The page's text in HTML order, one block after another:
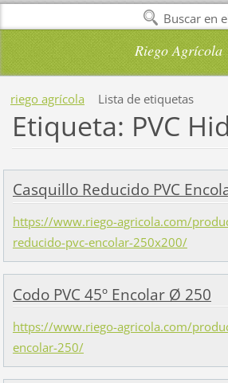
Riego Agrícola
riego agrícola Lista de etiquetas
Etiqueta: PVC
Casquillo Reducido PVC
https://www.riego-agricola.com/
reducido-pvc-encolar-250x200/
Codo PVC 45º Encolar Ø 250
https://www.riego-agricola.com/
encolar-250/
Buscar en